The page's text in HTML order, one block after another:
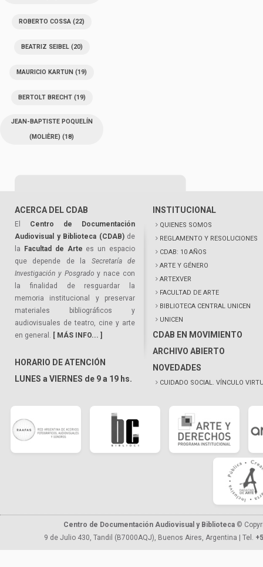
ROBERTO COSSA (22)
BEATRIZ SEIBEL(20)
MAURICIO KARTUN (19)
BERTOLT BRECHT(19)
JEAN-BAPTISTE POQUELÍN
(MOLIÈRE) (18)
ACERCA DEL CDAB
El Centro de Documentación
Audiovisual y Biblioteca (CDAB)de
la
Facultad de Arte es un espacio
que depende de la Secretaría de
Investigación y Posgrado y nace con
la finalidad de resguardar la
memoria institucional y preservar
materiales bibliográficos y
audiovisuales de teatro, cine y arte
en general. [ MÁS INFO... ]
HORARIO DE ATENCIÓN
LUNES a VIERNES de 9 a 19 hs.
INSTITUCIONAL
QUIENES SOMOS
REGLAMENTO Y RESOLUCIONES
CDAB: 10 AÑOS
ARTE Y GÉNERO
ARTEXVER
FACULTAD DE ARTE
BIBLIOTECA CENTRAL UNICEN
UNICEN
CDAB EN MOVIMIENTO
ARCHIVO ABIERTO
NOVEDADES
CUIDADO SOCIAL. VÍNCULO
Centro de Documentación Audiovisual y Biblioteca ©
9 de Julio 430, Tandil (B7000AQJ), Buenos Aires, Argentina | Tel.